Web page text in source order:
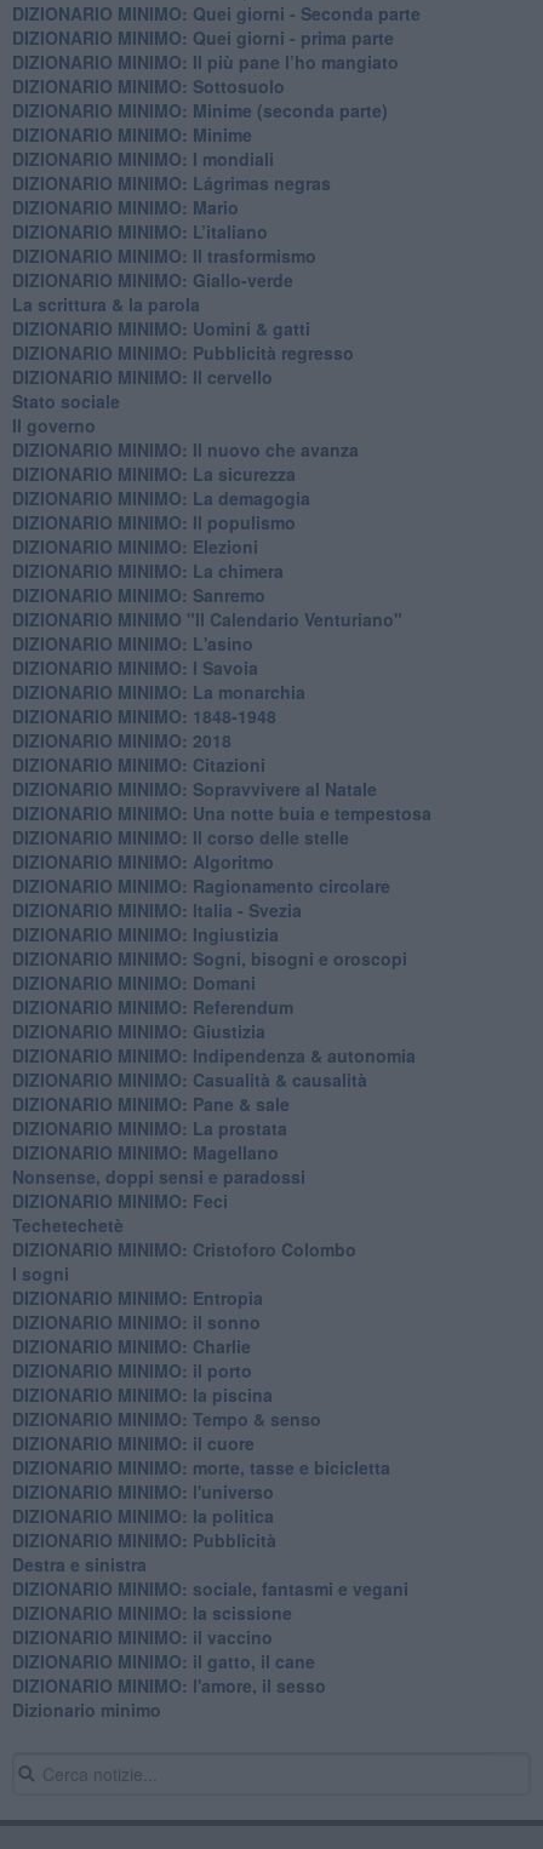
DIZIONARIO MINIMO: Quei giorni - Seconda parte
DIZIONARIO MINIMO: Quei giorni - prima parte
DIZIONARIO MINIMO: Il più pane l’ho mangiato
DIZIONARIO MINIMO: Sottosuolo
DIZIONARIO MINIMO: Minime (seconda parte)
DIZIONARIO MINIMO: Minime
DIZIONARIO MINIMO: ​I mondiali
DIZIONARIO MINIMO: ​Lágrimas negras
DIZIONARIO MINIMO: Mario
DIZIONARIO MINIMO: L’italiano
DIZIONARIO MINIMO: Il trasformismo
DIZIONARIO MINIMO: Giallo-verde
La scrittura & la parola
​DIZIONARIO MINIMO: Uomini & gatti
DIZIONARIO MINIMO: ​Pubblicità regresso
DIZIONARIO MINIMO: Il cervello
Stato sociale
Il governo
DIZIONARIO MINIMO: Il nuovo che avanza
DIZIONARIO MINIMO: La sicurezza
DIZIONARIO MINIMO: La demagogia
DIZIONARIO MINIMO: Il populismo
DIZIONARIO MINIMO: Elezioni
DIZIONARIO MINIMO: La chimera
DIZIONARIO MINIMO: Sanremo
DIZIONARIO MINIMO "Il Calendario Venturiano"
DIZIONARIO MINIMO: L'asino
DIZIONARIO MINIMO: I Savoia
DIZIONARIO MINIMO: La monarchia
DIZIONARIO MINIMO: 1848-1948
DIZIONARIO MINIMO: 2018
DIZIONARIO MINIMO: Citazioni
DIZIONARIO MINIMO: ​Sopravvivere al Natale
DIZIONARIO MINIMO: ​Una notte buia e tempestosa
DIZIONARIO MINIMO: Il corso delle stelle
DIZIONARIO MINIMO: Algoritmo
DIZIONARIO MINIMO: Ragionamento circolare
DIZIONARIO MINIMO: Italia - Svezia
DIZIONARIO MINIMO: ​Ingiustizia
DIZIONARIO MINIMO: ​Sogni, bisogni e oroscopi
DIZIONARIO MINIMO: Domani
DIZIONARIO MINIMO: Referendum
DIZIONARIO MINIMO: Giustizia
DIZIONARIO MINIMO: ​Indipendenza & autonomia
DIZIONARIO MINIMO: ​Casualità & causalità
​DIZIONARIO MINIMO: Pane & sale
DIZIONARIO MINIMO: La prostata
​DIZIONARIO MINIMO: Magellano
Nonsense, doppi sensi e paradossi
DIZIONARIO MINIMO: Feci
Techetechetè
DIZIONARIO MINIMO: Cristoforo Colombo
I sogni
DIZIONARIO MINIMO: Entropia
DIZIONARIO MINIMO: il sonno
DIZIONARIO MINIMO: Charlie
DIZIONARIO MINIMO: il porto
DIZIONARIO MINIMO: la piscina
DIZIONARIO MINIMO: Tempo & senso
DIZIONARIO MINIMO: il cuore
DIZIONARIO MINIMO: morte, tasse e bicicletta
DIZIONARIO MINIMO: l'universo
DIZIONARIO MINIMO: la politica
DIZIONARIO MINIMO: Pubblicità
Destra e sinistra
DIZIONARIO MINIMO: sociale, fantasmi e vegani
DIZIONARIO MINIMO: la scissione
DIZIONARIO MINIMO: il vaccino
DIZIONARIO MINIMO: il gatto, il cane
DIZIONARIO MINIMO: l'amore, il sesso
Dizionario minimo